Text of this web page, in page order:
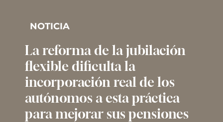
NOTICIA
La reforma de la jubilación
flexible dificulta la
incorporación real de los
autónomos a esta práctica
para mejorar sus pensiones